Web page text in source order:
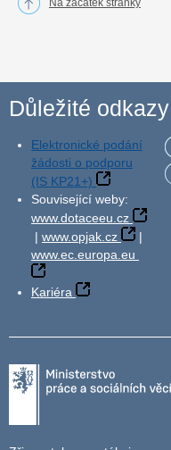
Na začátek stránky
Důležité odkazy
Elektronické podání
žádosti o podporu
(IS KP21+)
Související weby:
www.dotaceeu.cz
| www.opjak.cz
|
www.ec.europa.eu
Kariéra